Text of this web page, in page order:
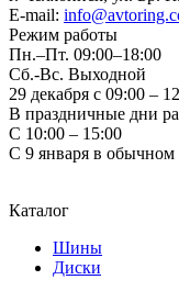
E-mail:
Режим работы
Пн.–Пт. 09:00–18:00
Сб.-Вс. Выходной
29 декабря с 09:00 –
В праздничные дни
С 10:00 – 15:00
С 9 января в
Каталог
Шины
Диски